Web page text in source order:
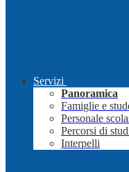
Servizi
Panoramica
Famiglie e
Personale
Percorsi di
Interpelli